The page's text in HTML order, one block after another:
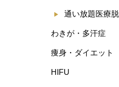
通い放題医療
わきが・多汗症
痩身・ダイエット
HIFU